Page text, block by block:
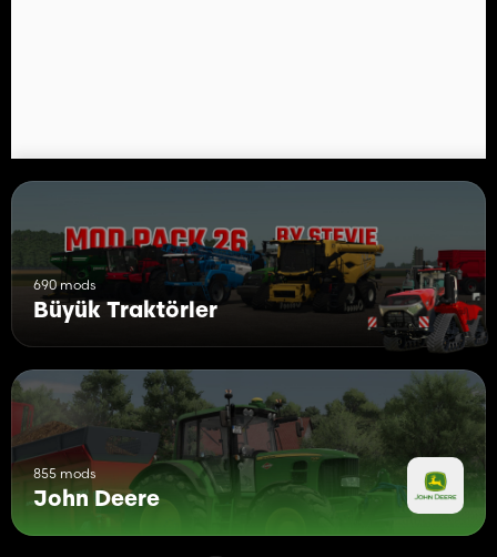
*Genel aydınlatma
*Motorun çalıştırılması
*Radyo
*Adımların genişletilmesi
*Kolçak saklama bölmesi
690 mods
Büyük Traktörler
855 mods
John Deere